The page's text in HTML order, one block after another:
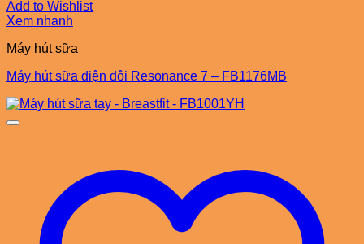
Add to Wishlist
Xem nhanh
Máy hút sữa
Máy hút sữa điện đôi Resonance 7 – FB1176MB